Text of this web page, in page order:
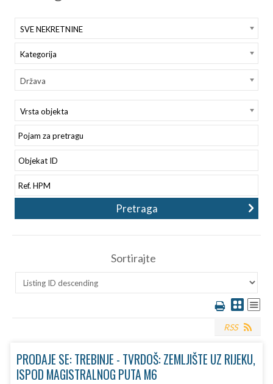
SVE NEKRETNINE
Kategorija
Država
Vrsta objekta
Sortirajte
RSS
PRODAJE SE: TREBINJE - TVRDOŠ: ZEMLJIŠTE UZ RIJEKU,
ISPOD MAGISTRALNOG PUTA M6